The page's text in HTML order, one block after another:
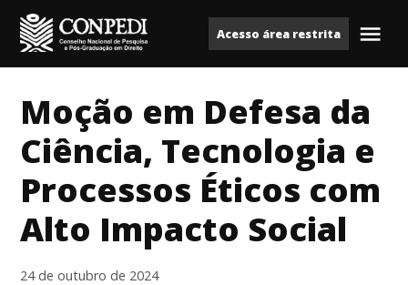
para
o
ConpediAcesso área restrita
Moção em Defesa da
Ciência, Tecnologia e
Processos Éticos com
Alto Impacto Social
24 de outubro de 2024